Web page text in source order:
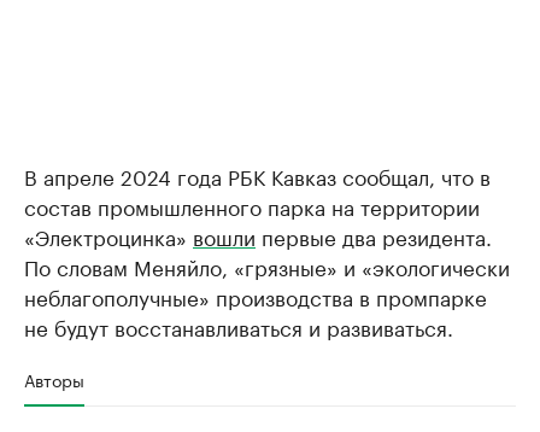
В апреле 2024 года РБК Кавказ сообщал, что в
состав промышленного парка на территории
«Электроцинка» вошли первые два резидента.
По словам Меняйло, «грязные» и «экологически
неблагополучные» производства в промпарке
не будут восстанавливаться и развиваться.
Авторы